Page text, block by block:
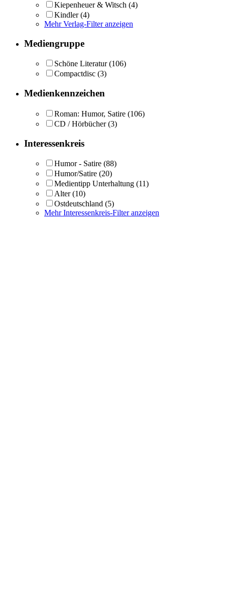
Kiepenheuer & Witsch (4)
Kindler (4)
Mehr Verlag-Filter anzeigen
Mediengruppe
Schöne Literatur (106)
Compactdisc (3)
Medienkennzeichen
Roman: Humor, Satire (106)
CD / Hörbücher (3)
Interessenkreis
Humor - Satire (88)
Humor/Satire (20)
Medientipp Unterhaltung (11)
Alter (10)
Ostdeutschland (5)
Mehr Interessenkreis-Filter anzeigen